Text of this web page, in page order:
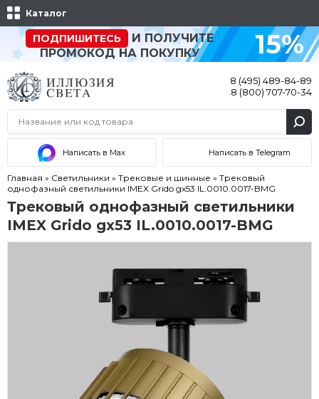
Каталог
ПОДПИШИТЕСЬ
И ПОЛУЧИТЕ
ПРОМОКОД НА ПОКУПКУ
15%
8 (495) 489-84-89
8 (800) 707-70-34
Написать в Max Написать в Telegram
Главная » Светильники » Трековые и шинные » Трековый
однофазный светильники IMEX Grido gx53 IL.0010.0017-BMG
Трековый однофазный светильники
IMEX Grido gx53 IL.0010.0017-BMG